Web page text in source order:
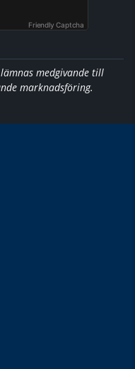
Friendly Captcha
medgivande till
marknadsföring.